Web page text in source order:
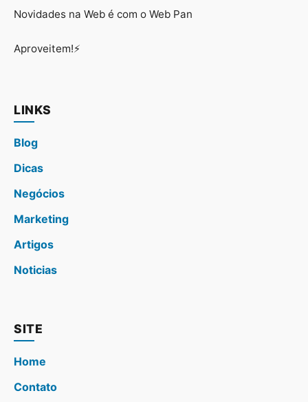
Novidades na Web é com o Web Pan
Aproveitem!⚡
LINKS
Blog
Dicas
Negócios
Marketing
Artigos
Noticias
SITE
Home
Contato